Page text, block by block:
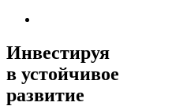
Инвестируя
в устойчивое
развитие